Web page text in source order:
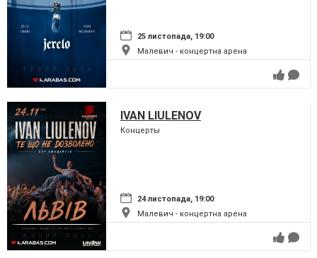
25 листопада, 19:00
Малевич - концертна арена
IVAN LIULENOV
Концерты
24 листопада, 19:00
Малевич - концертна арена